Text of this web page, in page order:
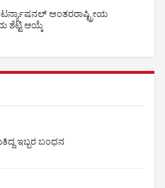
ಅಂತರರಾಷ್ಟ್ರೀಯ
ಶೆಟ್ಟಿ ಆಯ್ಕೆ
ಇಬ್ಬರ ಬಂಧನ